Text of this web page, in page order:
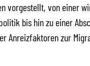
vorgestellt, von einer
bis hin zu einer
Anreizfaktoren zur